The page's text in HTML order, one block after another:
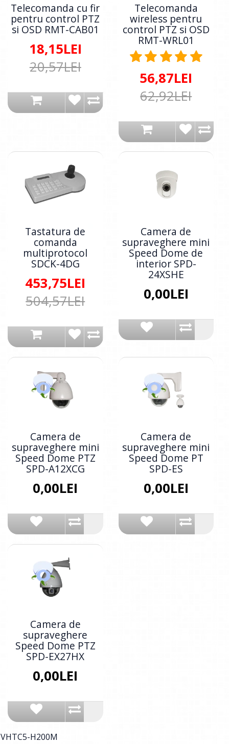
Telecomanda cu fir
pentru control PTZ
si OSD RMT-CAB01
18,15LEI
20,57LEI
Telecomanda
wireless pentru
control PTZ si OSD
RMT-WRL01
56,87LEI
62,92LEI
Tastatura de
comanda
multiprotocol
SDCK-4DG
453,75LEI
504,57LEI
Camera de
supraveghere mini
Speed Dome de
interior SPD-
24XSHE
0,00LEI
Camera de
supraveghere mini
Speed Dome PTZ
SPD-A12XCG
0,00LEI
Camera de
supraveghere mini
Speed Dome PT
SPD-ES
0,00LEI
Camera de
supraveghere
Speed Dome PTZ
SPD-EX27HX
0,00LEI
H200M